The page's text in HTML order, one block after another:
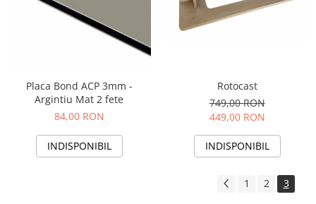
Placa Bond ACP 3mm -
Argintiu Mat 2 fete
84,00 RON
INDISPONIBIL
Rotocast
749,00 RON
449,00 RON
INDISPONIBIL
1 2 3